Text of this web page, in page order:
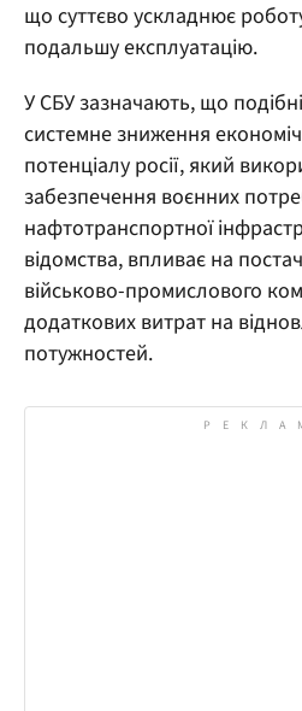
що суттєво ускладнює роботу
подальшу експлуатацію.
У СБУ зазначають, що
системне зниження
потенціалу росії, який
забезпечення воєнних
нафтотранспортної
відомства, впливає на
військово-промислового
додаткових витрат на
потужностей.